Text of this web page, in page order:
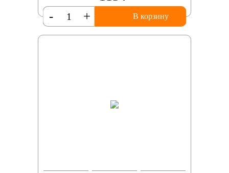
+
- В корзину